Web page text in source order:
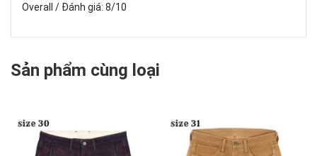
Overall / Đánh giá: 8/10
Sản phẩm cùng loại